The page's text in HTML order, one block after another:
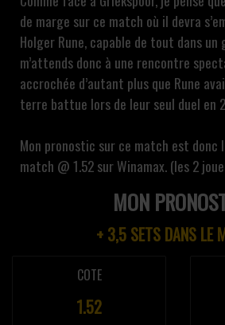
de marge sur ce match où il devra
Holger Rune, capable de tout dans un
m’attends donc à une rencontre
accrochée d’autant plus que Rune
terre battue lors de leur seul duel en
Mon pronostic sur ce match est donc
match @ 1.52 sur Winamax. (les 2
MON
+ 3,5 SETS DANS LE
COTE
1.52